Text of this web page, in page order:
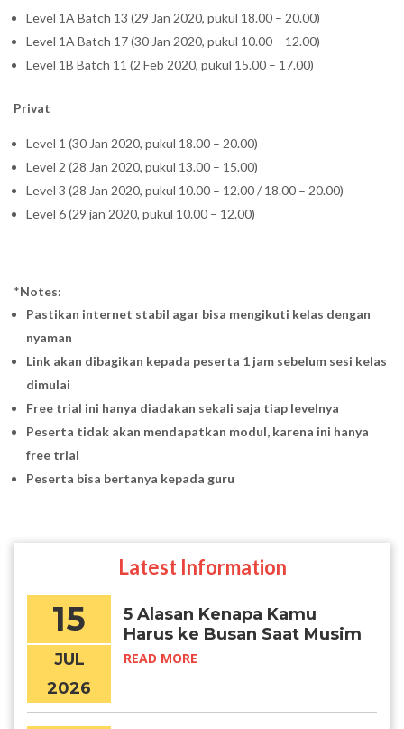
Level 1A Batch 13 (29 Jan 2020, pukul 18.00 – 20.00)
Level 1A Batch 17 (30 Jan 2020, pukul 10.00 – 12.00)
Level 1B Batch 11 (2 Feb 2020, pukul 15.00 – 17.00)
Privat
Level 1 (30 Jan 2020, pukul 18.00 – 20.00)
Level 2 (28 Jan 2020, pukul 13.00 – 15.00)
Level 3 (28 Jan 2020, pukul 10.00 – 12.00 / 18.00 – 20.00)
Level 6 (29 jan 2020, pukul 10.00 – 12.00)
*Notes:
Pastikan internet stabil agar bisa mengikuti kelas dengan
nyaman
Link akan dibagikan kepada peserta 1 jam sebelum sesi kelas
dimulai
Free trial ini hanya diadakan sekali saja tiap levelnya
Peserta tidak akan mendapatkan modul, karena ini hanya
free trial
Peserta bisa bertanya kepada guru
Latest Information
15
JUL
2026
5 Alasan Kenapa Kamu
Harus ke Busan Saat Musim
Panas
READ MORE